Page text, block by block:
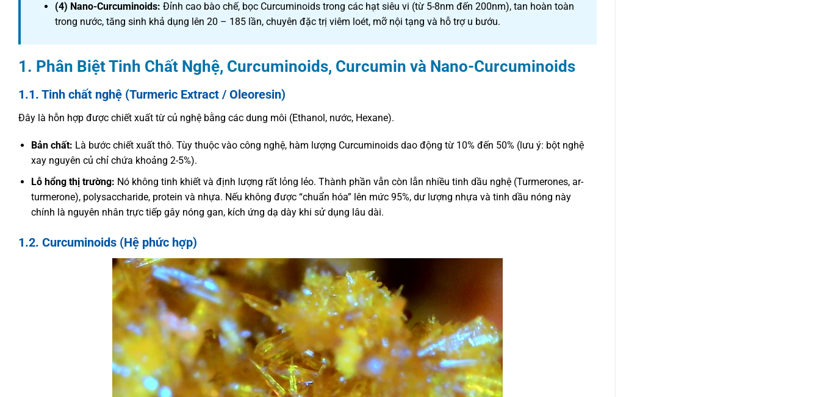
(4) Nano-Curcuminoids: Đỉnh cao bào chế, bọc Curcuminoids trong các hạt siêu vi (từ 5-8nm đến 200nm), tan hoàn toàn
trong nước, tăng sinh khả dụng lên 20 – 185 lần, chuyên đặc trị viêm loét, mỡ nội tạng và hỗ trợ u bướu.
1. Phân Biệt Tinh Chất Nghệ, Curcuminoids, Curcumin và Nano-Curcuminoids
1.1. Tinh chất nghệ (Turmeric Extract / Oleoresin)
Đây là hỗn hợp được chiết xuất từ củ nghệ bằng các dung môi (Ethanol, nước, Hexane).
Bản chất: Là bước chiết xuất thô. Tùy thuộc vào công nghệ, hàm lượng Curcuminoids dao động từ 10% đến 50% (lưu ý: bột nghệ
xay nguyên củ chỉ chứa khoảng 2-5%).
Lỗ hổng thị trường: Nó không tinh khiết và định lượng rất lỏng lẻo. Thành phần vẫn còn lẫn nhiều tinh dầu nghệ (Turmerones, ar-
turmerone), polysaccharide, protein và nhựa. Nếu không được “chuẩn hóa” lên mức 95%, dư lượng nhựa và tinh dầu nóng này
chính là nguyên nhân trực tiếp gây nóng gan, kích ứng dạ dày khi sử dụng lâu dài.
1.2. Curcuminoids (Hệ phức hợp)